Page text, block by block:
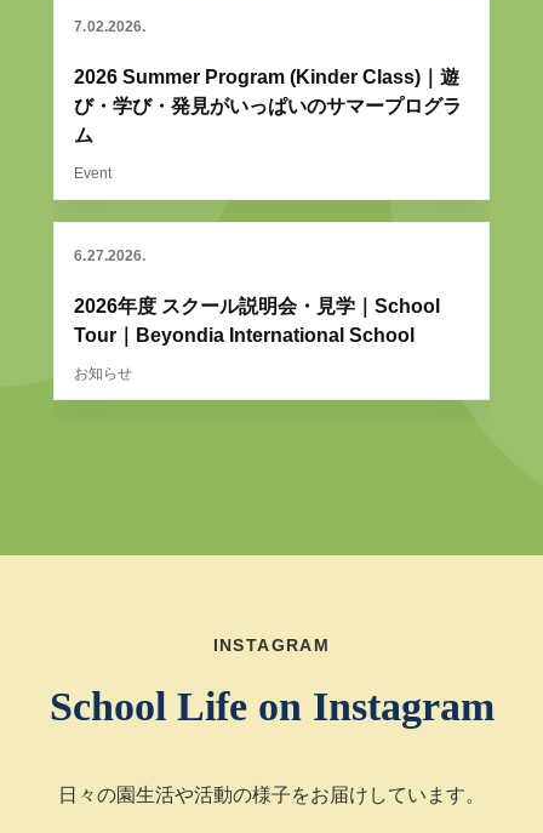
7 02 2026
2026 Summer Program (Kinder Class)｜遊
び・学び・発見がいっぱいのサマープログラ
ム
Event
6 27 2026
2026年度 スクール説明会・見学｜School
Tour｜Beyondia International School
お知らせ
INSTAGRAM
School Life on Instagram
日々の園生活や活動の様子をお届けしています。